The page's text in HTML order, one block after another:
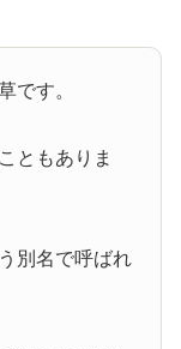
です。
ともありま
別名で呼ばれ